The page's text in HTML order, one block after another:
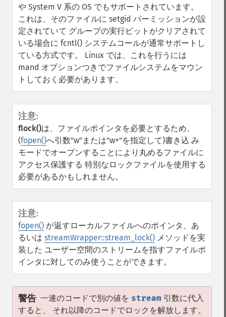
や System V 系の OS でもサポートされています。
これは、そのファイルに setgid パーミッションが設
定されていて グループの実行ビットがクリアされて
いる場合に fcntl() システムコールが通常サポートし
ている方式です。 Linux では、これを行うには
mand オプションつきでファイルシステムをマウン
トしておく必要があります。
注意:
flock()は、ファイルポインタを必要とするため、
(fopen()へ引数"w"または"w+"を指定して)書き込 み
モードでオープンすることにより丸めるファイルに
アクセス保護する 特別なロックファイルを使用する
必要があるかもしれません。
注意:
fopen() が返すローカルファイルへのポインタ、あ
るいは streamWrapper::stream_lock() メソッドを実
装した ユーザー空間のストリームを指すファイルポ
インタに対してのみ使うことができます。
警告 一連のコードで別の値を stream 引数に代入
すると、 それ以降のコードでロックを解放します。